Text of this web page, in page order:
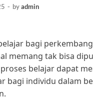
- byadmin
bagi
memang tak bisa
belajar dapat
bagi individu dalam